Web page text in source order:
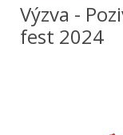
Výzva -
fest 2024